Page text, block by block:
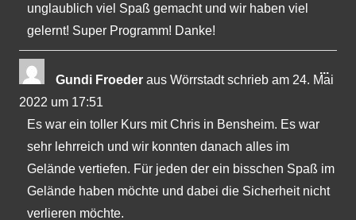
unglaublich viel Spaß gemacht und wir haben viel
gelernt! Super Programm! Danke!
Gundi Froeder aus Wörrstadt schrieb am 24. Mai
2022 um 17:51
Es war ein toller Kurs mit Chris in Bensheim. Es war
sehr lehrreich und wir konnten danach alles im
Gelände vertiefen. Für jeden der ein bisschen Spaß im
Gelände haben möchte und dabei die Sicherheit nicht
verlieren möchte.
...